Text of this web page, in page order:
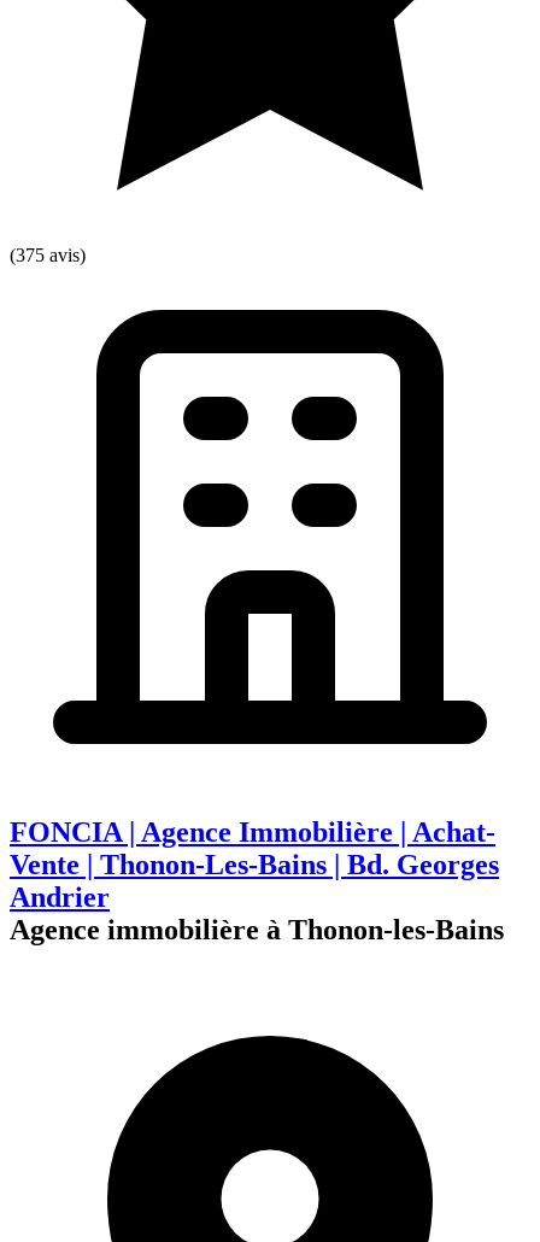
(375 avis)
FONCIA | Agence Immobilière | Achat-
Vente | Thonon-Les-Bains | Bd. Georges
Andrier
Agence immobilière à Thonon-les-Bains